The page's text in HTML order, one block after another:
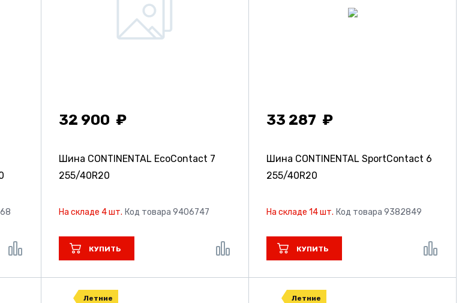
32 900
Шина CONTINENTAL EcoContact 7
255/40R20
На складе 4 шт. Код товара 9406747
КУПИТЬ
33 287
Шина CONTINENTAL SportContact 6
255/40R20
На складе 14 шт. Код товара 9382849
КУПИТЬ
Летние Летние